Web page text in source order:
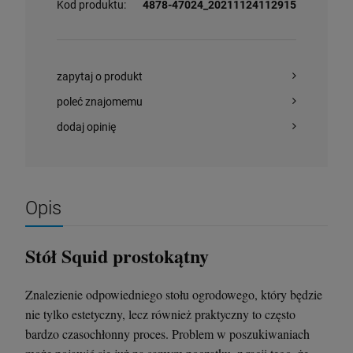
Kod produktu:
4878-47024_20211124112915
zapytaj o produkt
poleć znajomemu
dodaj opinię
Opis
Stół Squid prostokątny
Znalezienie odpowiedniego stołu ogrodowego, który będzie
nie tylko estetyczny, lecz również praktyczny to często
bardzo czasochłonny proces. Problem w poszukiwaniach